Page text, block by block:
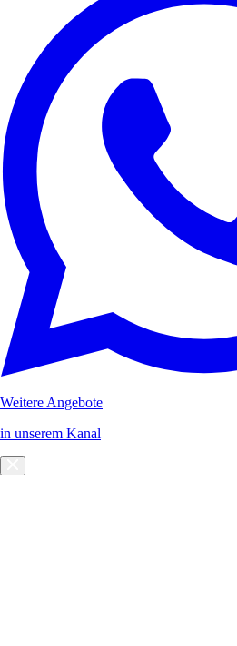
Weitere Angebote
in unserem Kanal